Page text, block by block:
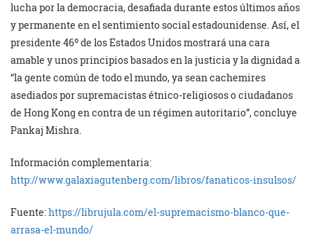
lucha por la democracia, desafiada durante estos últimos años
y permanente en el sentimiento social estadounidense. Así, el
presidente 46º de los Estados Unidos mostrará una cara
amable y unos principios basados en la justicia y la dignidad a
“la gente común de todo el mundo, ya sean cachemires
asediados por supremacistas étnico-religiosos o ciudadanos
de Hong Kong en contra de un régimen autoritario”, concluye
Pankaj Mishra.
Información complementaria:
http://www.galaxiagutenberg.com/libros/fanaticos-insulsos/
Fuente:https://librujula.com/el-supremacismo-blanco-que-
arrasa-el-mundo/